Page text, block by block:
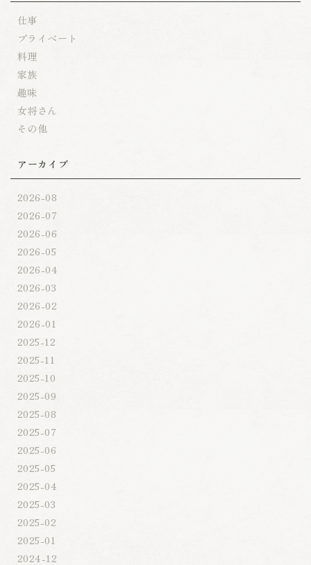
仕事
プライベート
料理
家族
趣味
女将さん
その他
アーカイブ
2026-08
2026-07
2026-06
2026-05
2026-04
2026-03
2026-02
2026-01
2025-12
2025-11
2025-10
2025-09
2025-08
2025-07
2025-06
2025-05
2025-04
2025-03
2025-02
2025-01
2024-12